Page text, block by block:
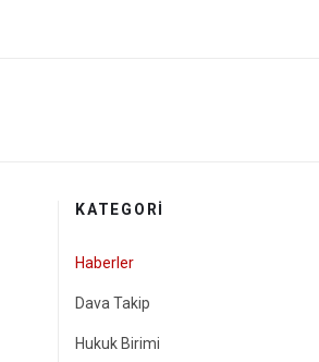
KATEGORI
Haberler
Dava Takip
Hukuk Birimi